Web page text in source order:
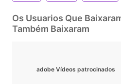
Os Usuarios Que
Também Baixaram
adobe Vídeos patrocinados